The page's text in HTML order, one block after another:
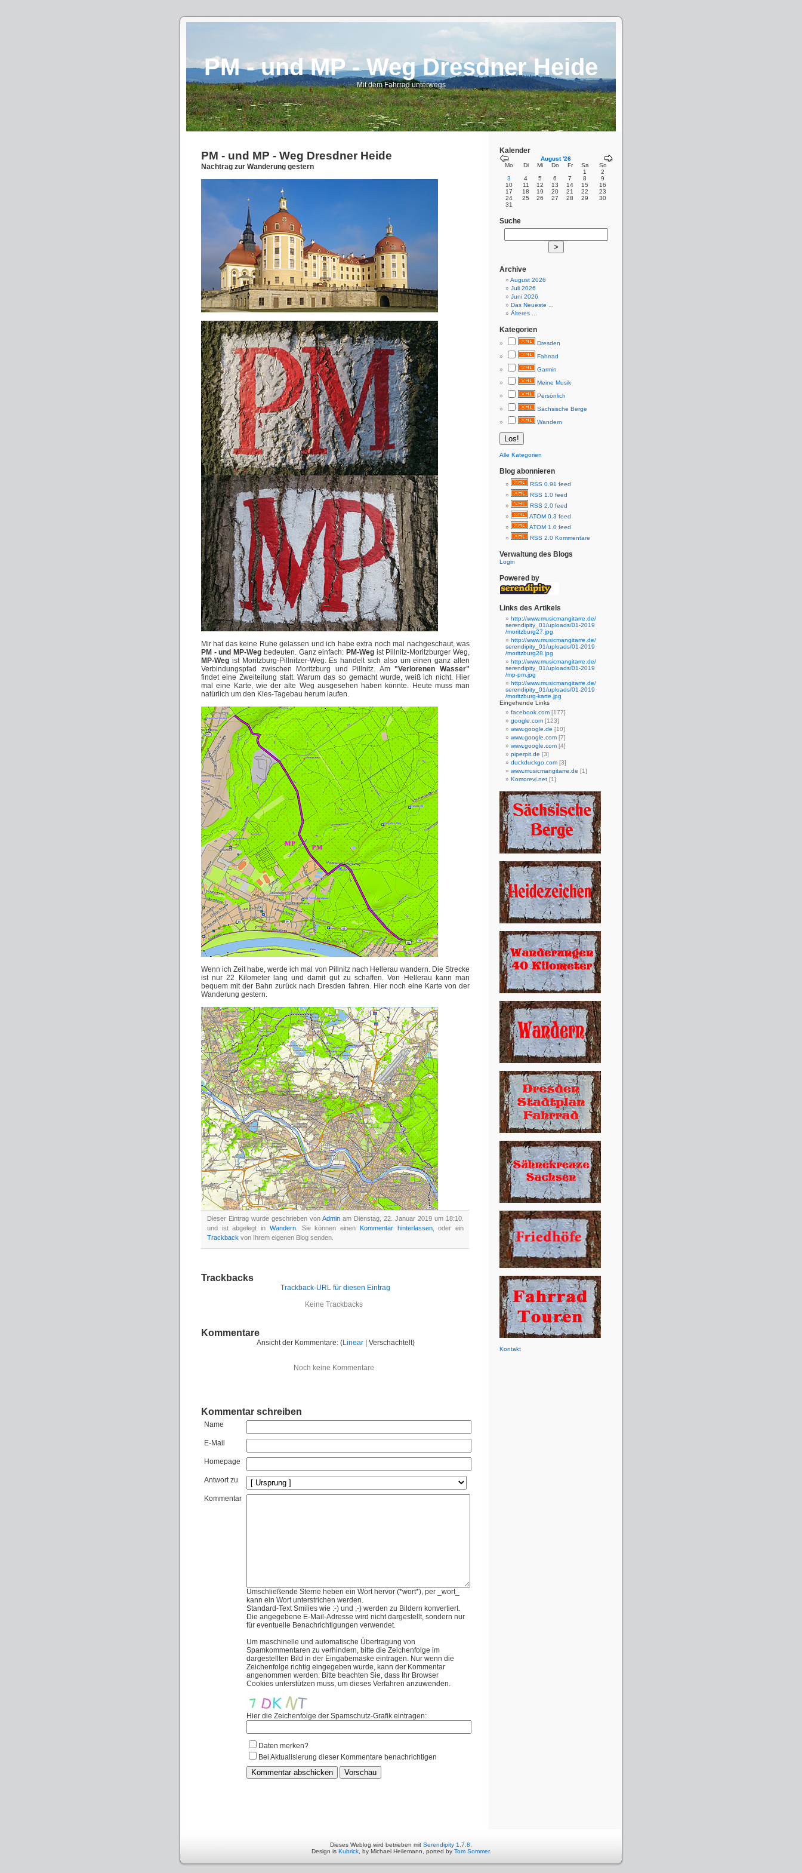
PM - und MP - Weg Dresdner Heide
Mit dem Fahrrad unterwegs
PM - und MP - Weg Dresdner Heide
Nachtrag zur Wanderung gestern
Mir hat das keine Ruhe gelassen und ich habe extra noch mal nachgeschaut, was
PM - und MP-Weg bedeuten. Ganz einfach: PM-Wegist Pillnitz-Moritzburger Weg,
MP-Weg ist Moritzburg-Pillnitzer-Weg. Es handelt sich also um einen ganz alten
Verbindungspfad zwischen Moritzburg und Pillnitz. Am"Verlorenen Wasser"
findet eine Zweiteilung statt. Warum das so gemacht wurde, weiß ich nicht. Hier
mal eine Karte, wie der alte Weg ausgesehen haben könnte. Heute muss man
natürlich um den Kies-Tagebau herum laufen.
Wenn ich Zeit habe, werde ich mal von Pillnitz nach Hellerau wandern. Die Strecke
ist nur 22 Kilometer lang und damit gut zu schaffen. Von Hellerau kann man
bequem mit der Bahn zurück nach Dresden fahren. Hier noch eine Karte von der
Wanderung gestern.
Dieser Eintrag wurde geschrieben von Admin am Dienstag, 22. Januar 2019 um 18:10.
und ist abgelegt in Wandern. Sie können einen Kommentar hinterlassen, oder ein
Trackback von Ihrem eigenen Blog senden.
Trackbacks
Trackback-URL für diesen Eintrag
Keine Trackbacks
Kommentare
Ansicht der Kommentare: (Linear| Verschachtelt)
Noch keine Kommentare
Kommentar schreiben
Name
E-Mail
Homepage
Antwort zu
Kommentar
Umschließende Sterne heben ein Wort hervor (*wort*), per _wort_
kann ein Wort unterstrichen werden.
Standard-Text Smilies wie :-) und ;-) werden zu Bildern konvertiert.
Die angegebene E-Mail-Adresse wird nicht dargestellt, sondern nur
für eventuelle Benachrichtigungen verwendet.
Um maschinelle und automatische Übertragung von
Spamkommentaren zu verhindern, bitte die Zeichenfolge im
dargestellten Bild in der Eingabemaske eintragen. Nur wenn die
Zeichenfolge richtig eingegeben wurde, kann der Kommentar
angenommen werden. Bitte beachten Sie, dass Ihr Browser
Cookies unterstützen muss, um dieses Verfahren anzuwenden.
Hier die Zeichenfolge der Spamschutz-Grafik eintragen:
Daten merken?
Bei Aktualisierung dieser Kommentare benachrichtigen
Kalender
August '26
Mo
Di Mi Do Fr Sa
So
1
2
3
4 5 6 7 8
9
10
11 12 13 14 15
16
17
18 19 20 21 22
23
24
25 26 27 28 29
30
31
Suche
Archive
August 2026
Juli 2026
Juni 2026
Das Neueste ...
Älteres ...
Kategorien
Dresden
Fahrrad
Garmin
Meine Musik
Persönlich
Sächsische Berge
Wandern
Alle Kategorien
Blog abonnieren
RSS 0.91 feed
RSS 1.0 feed
RSS 2.0 feed
ATOM 0.3 feed
ATOM 1.0 feed
RSS 2.0 Kommentare
Verwaltung des Blogs
Login
Powered by
Links des Artikels
http://www.musicmangitarre.de/
serendipity_01/uploads/01-2019
/moritzburg27.jpg
http://www.musicmangitarre.de/
serendipity_01/uploads/01-2019
/moritzburg28.jpg
http://www.musicmangitarre.de/
serendipity_01/uploads/01-2019
/mp-pm.jpg
http://www.musicmangitarre.de/
serendipity_01/uploads/01-2019
/moritzburg-karte.jpg
Eingehende Links
facebook.com [177]
google.com [123]
www.google.de [10]
www.google.com [7]
www.google.com [4]
piperpit.de [3]
duckduckgo.com [3]
www.musicmangitarre.de [1]
Komorevi.net [1]
Kontakt
Dieses Weblog wird betrieben mit Serendipity 1.7.8
Design is Kubrick, by Michael Heilemann, ported by Tom Sommer.